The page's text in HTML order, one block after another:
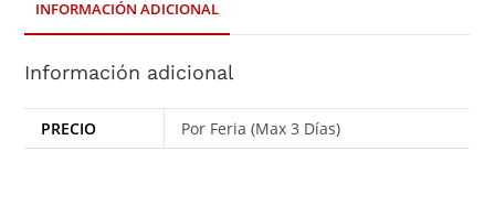
INFORMACIÓN ADICIONAL
Información adicional
PRECIO Por Feria (Max 3 Días)